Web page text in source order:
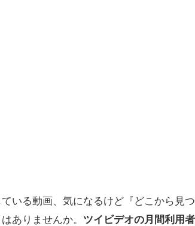
ている動画、気になるけど『どこから見
ありませんか。 ツイビデオの月間利用